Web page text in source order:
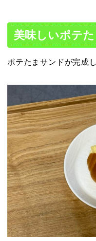
美味しいポテ
ポテたまサンドが完成